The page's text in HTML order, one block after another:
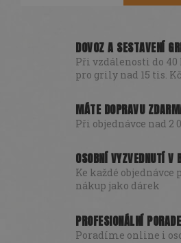
DOVOZ A SESTAVENÍ
Při vzdálenosti do 40
pro grily nad 15 tis.
MÁTE DOPRAVU
Při objednávce nad 2
OSOBNÍ VYZVEDNUTÍ V
Ke každé objednávce
nákup jako dárek
PROFESIONÁLNÍ
Poradíme online i